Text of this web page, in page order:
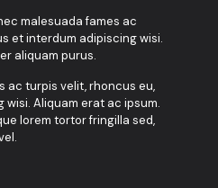
malesuada fames ac
et interdum adipiscing wisi.
aliquam purus.
ac turpis velit, rhoncus eu,
Aliquam erat ac ipsum.
lorem tortor fringilla sed,